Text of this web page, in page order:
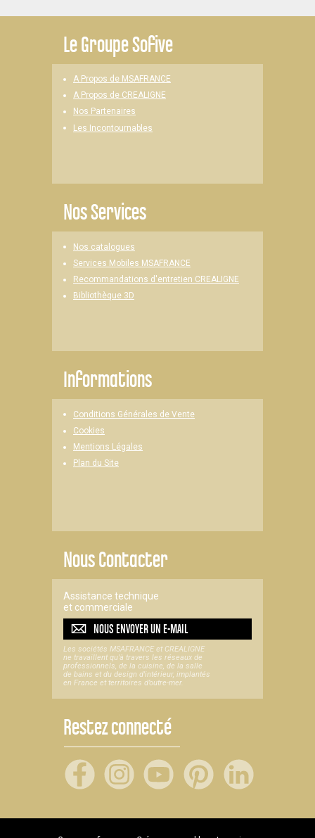
LeGroupe Sofive
A Propos de MSAFRANCE
A Propos de CREALIGNE
Nos Partenaires
Les Incontournables
Nos Services
Nos catalogues
Services Mobiles MSAFRANCE
Recommandations d'entretien CREALIGNE
Bibliothèque 3D
Informations
Conditions Générales de Vente
Cookies
Mentions Légales
Plan du Site
Nous Contacter
Assistance technique
et commerciale
NOUS ENVOYER UNE-MAIL
Les sociétés MSAFRANCE et CREALIGNE
ne travaillent qu'à travers les réseaux de
professionnels, de la cuisine, de la salle
de bains et du design d'intérieur, implantés
en France et territoires d’outre-mer.
Restez connecté